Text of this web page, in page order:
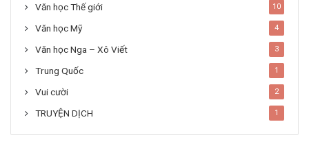
Văn học Thế giới 10
Văn học Mỹ 4
Văn học Nga – Xô Viết 3
Trung Quốc 1
Vui cười 2
TRUYỆN DỊCH 1